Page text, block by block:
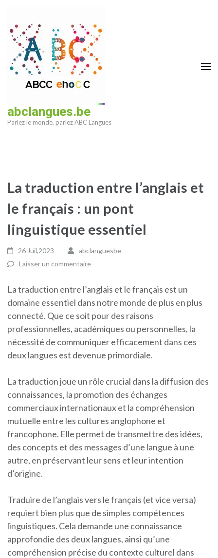
contenu
(Pressez
Entrée)
abclangues.be
Parlez le monde, parlez ABC Langues
La traduction entre l’anglais et
le français : un pont
linguistique essentiel
26 Juil,2023
abclanguesbe
Laisser un commentaire
La traduction entre l’anglais et le français est un
domaine essentiel dans notre monde de plus en plus
connecté. Que ce soit pour des raisons
professionnelles, académiques ou personnelles, la
nécessité de communiquer efficacement dans ces
deux langues est devenue primordiale.
La traduction joue un rôle crucial dans la diffusion des
connaissances, la promotion des échanges
commerciaux internationaux et la compréhension
mutuelle entre les cultures anglophone et
francophone. Elle permet de transmettre des idées,
des concepts et des messages d’une langue à une
autre, en préservant leur sens et leur intention
d’origine.
Traduire de l’anglais vers le français (et vice versa)
requiert bien plus que de simples compétences
linguistiques. Cela demande une connaissance
approfondie des deux langues, ainsi qu’une
compréhension précise du contexte culturel dans